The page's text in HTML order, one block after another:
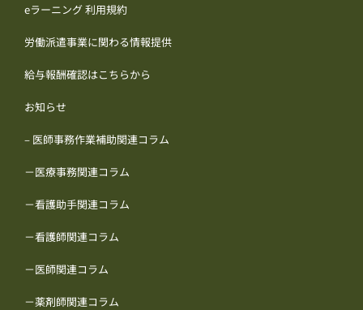
eラーニング 利用規約
労働派遣事業に関わる情報提供
給与報酬確認はこちらから
お知らせ
– 医師事務作業補助関連コラム
－医療事務関連コラム
－看護助手関連コラム
－看護師関連コラム
－医師関連コラム
－薬剤師関連コラム